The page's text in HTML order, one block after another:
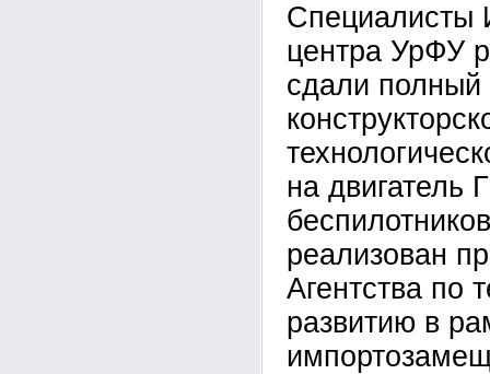
Специалисты
центра УрФУ
сдали полный
на двигатель
реализован
Агентства по
развитию в